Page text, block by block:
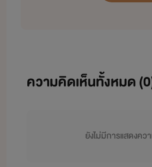
ไม่ได้ เลยไม่เจตนาจะคั
ป.ล. อ่านแล้วโปรด ติเตียนแล
ความคิดเห็นทั้งหมด (0
ยังไม่มีการแสดงคว